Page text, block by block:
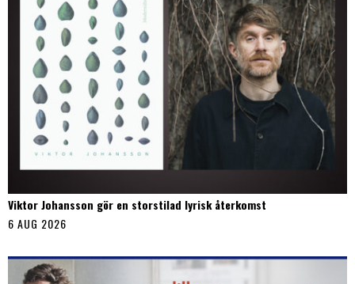
Viktor Johansson gör en storstilad lyrisk återkomst
6 AUG 2026